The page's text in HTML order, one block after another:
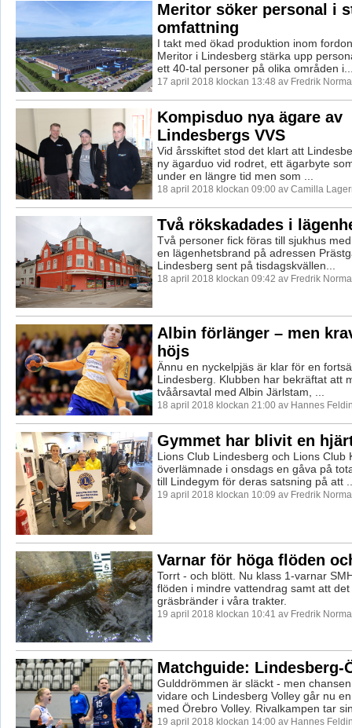
Meritor söker personal i
omfattning
I takt med ökad produktion inom
Meritor i Lindesberg stärka upp
ett 40-tal personer på olika områden
17 april 2018 klockan 13:48 av Fredrik
Kompisduo nya ägare av
Lindesbergs VVS
Vid årsskiftet stod det klart att
ny ägarduo vid rodret, ett ägarbyte
under en längre tid men som ...
18 april 2018 klockan 09:00 av Camilla
Två rökskadades i
Två personer fick föras till sjukhus
en lägenhetsbrand på adressen
Lindesberg sent på tisdagskvällen...
18 april 2018 klockan 09:42 av Fredrik
Albin förlänger – men
höjs
Ännu en nyckelpjäs är klar för en
Lindesberg. Klubben har bekräftat att
tvåårsavtal med Albin Järlstam, ...
18 april 2018 klockan 21:00 av Hannes
Gymmet har blivit en
Lions Club Lindesberg och Lions Club
överlämnade i onsdags en gåva på
till Lindegym för deras satsning på att
19 april 2018 klockan 10:09 av Fredrik
Varnar för höga flöden
Torrt - och blött. Nu klass 1-varnar
flöden i mindre vattendrag samt att
gräsbränder i våra trakter.
19 april 2018 klockan 10:41 av Fredrik
Matchguide: Lindesberg-
Gulddrömmen är släckt - men
vidare och Lindesberg Volley går nu
med Örebro Volley. Rivalkampen tar
19 april 2018 klockan 14:00 av Hannes